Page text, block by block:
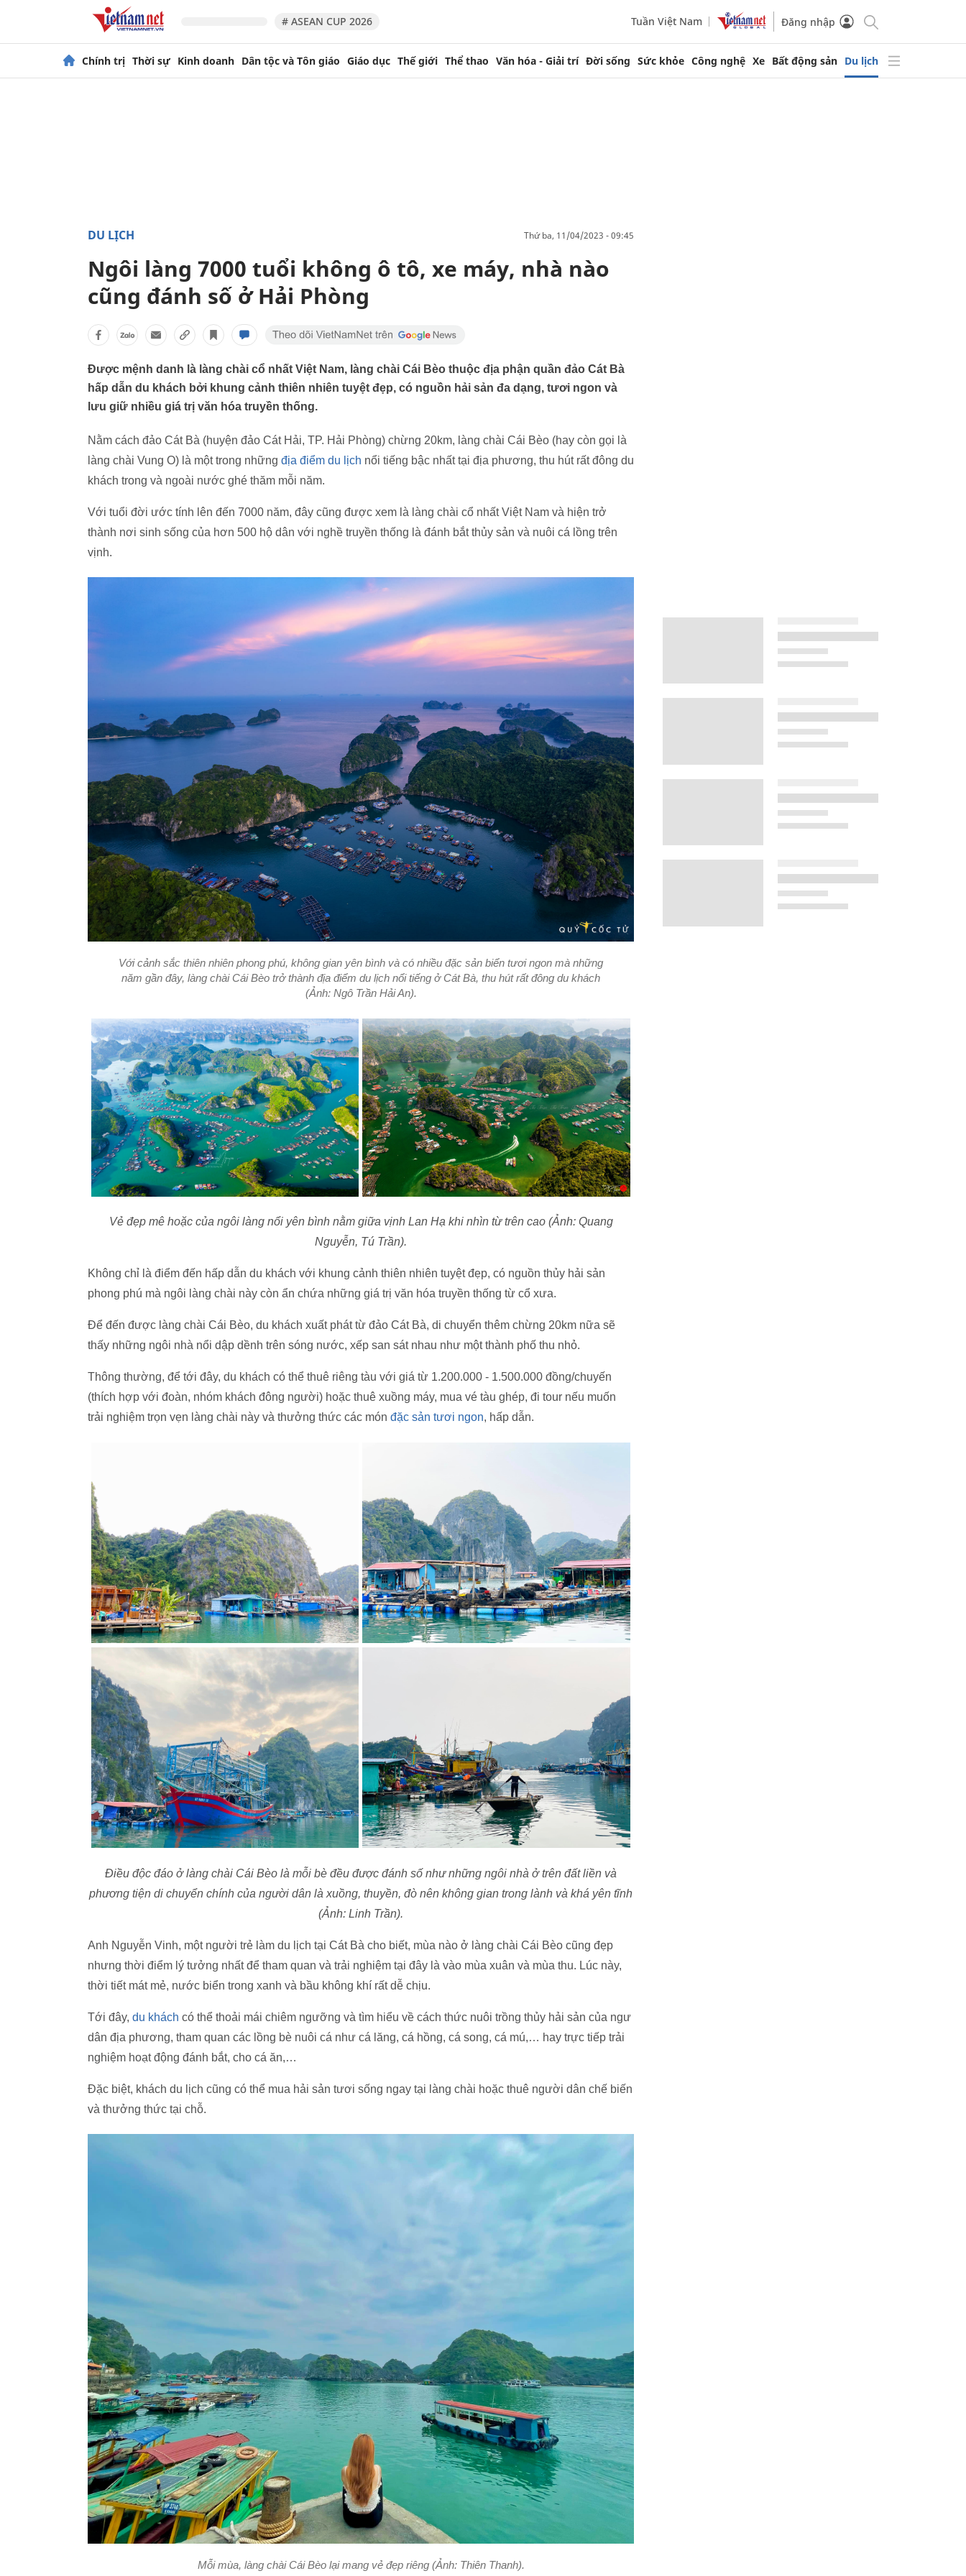
# ASEAN CUP 2026 Tuần Việt Nam Đăng nhập
Chính trị Thời sự Kinh doanh Dân tộc và Tôn giáo Giáo dục Thế giới Thể thao Văn hóa - Giải trí Đời sống Sức khỏe Công nghệ Xe Bất động sản Du lịch
DU LỊCH thứ ba, 11/04/2023 - 09:45
Ngôi làng 7000 tuổi không ô tô, xe máy, nhà nào
cũng đánh số ở Hải Phòng
Được mệnh danh là làng chài cổ nhất Việt Nam, làng chài Cái Bèo thuộc địa phận quần đảo Cát Bà
hấp dẫn du khách bởi khung cảnh thiên nhiên tuyệt đẹp, có nguồn hải sản đa dạng, tươi ngon và
lưu giữ nhiều giá trị văn hóa truyền thống.
Nằm cách đảo Cát Bà (huyện đảo Cát Hải, TP. Hải Phòng) chừng 20km, làng chài Cái Bèo (hay còn gọi là
làng chài Vung O) là một trong những địa điểm du lịch nổi tiếng bậc nhất tại địa phương, thu hút rất đông du
khách trong và ngoài nước ghé thăm mỗi năm.
Với tuổi đời ước tính lên đến 7000 năm, đây cũng được xem là làng chài cổ nhất Việt Nam và hiện trở
thành nơi sinh sống của hơn 500 hộ dân với nghề truyền thống là đánh bắt thủy sản và nuôi cá lồng trên
vịnh.
Với cảnh sắc thiên nhiên phong phú, không gian yên bình và có nhiều đặc sản biển tươi ngon mà những
năm gần đây, làng chài Cái Bèo trở thành địa điểm du lịch nổi tiếng ở Cát Bà, thu hút rất đông du khách
(Ảnh: Ngô Trần Hải An).
Vẻ đẹp mê hoặc của ngôi làng nổi yên bình nằm giữa vịnh Lan Hạ khi nhìn từ trên cao (Ảnh: Quang
Nguyễn, Tú Trần).
Không chỉ là điểm đến hấp dẫn du khách với khung cảnh thiên nhiên tuyệt đẹp, có nguồn thủy hải sản
phong phú mà ngôi làng chài này còn ẩn chứa những giá trị văn hóa truyền thống từ cổ xưa.
Để đến được làng chài Cái Bèo, du khách xuất phát từ đảo Cát Bà, di chuyển thêm chừng 20km nữa sẽ
thấy những ngôi nhà nổi dập dềnh trên sóng nước, xếp san sát nhau như một thành phố thu nhỏ.
Thông thường, để tới đây, du khách có thể thuê riêng tàu với giá từ 1.200.000 - 1.500.000 đồng/chuyến
(thích hợp với đoàn, nhóm khách đông người) hoặc thuê xuồng máy, mua vé tàu ghép, đi tour nếu muốn
trải nghiệm trọn vẹn làng chài này và thưởng thức các món đặc sản tươi ngon, hấp dẫn.
Điều độc đáo ở làng chài Cái Bèo là mỗi bè đều được đánh số như những ngôi nhà ở trên đất liền và
phương tiện di chuyển chính của người dân là xuồng, thuyền, đò nên không gian trong lành và khá yên tĩnh
(Ảnh: Linh Trần).
Anh Nguyễn Vinh, một người trẻ làm du lịch tại Cát Bà cho biết, mùa nào ở làng chài Cái Bèo cũng đẹp
nhưng thời điểm lý tưởng nhất để tham quan và trải nghiệm tại đây là vào mùa xuân và mùa thu. Lúc này,
thời tiết mát mẻ, nước biển trong xanh và bầu không khí rất dễ chịu.
Tới đây, du khách có thể thoải mái chiêm ngưỡng và tìm hiểu về cách thức nuôi trồng thủy hải sản của ngư
dân địa phương, tham quan các lồng bè nuôi cá như cá lăng, cá hồng, cá song, cá mú,… hay trực tiếp trải
nghiệm hoạt động đánh bắt, cho cá ăn,…
Đặc biệt, khách du lịch cũng có thể mua hải sản tươi sống ngay tại làng chài hoặc thuê người dân chế biến
và thưởng thức tại chỗ.
Mỗi mùa, làng chài Cái Bèo lại mang vẻ đẹp riêng (Ảnh: Thiên Thanh).